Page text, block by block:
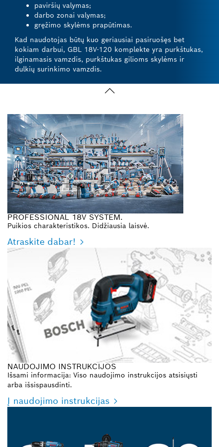
paviršių valymas;
darbo zonai valymas;
gręžimo skylėms prapūtimas.
Kad naudotojas būtų kuo geriausiai pasiruošęs bet
kokiam darbui, GBL 18V-120 komplekte yra purkštukas,
ilginamasis vamzdis, purkštukas gilioms skylėms ir
dulkių surinkimo vamzdis.
PROFESSIONAL 18V SYSTEM.
Puikios charakteristikos. Didžiausia laisvė.
Atraskite dabar!
NAUDOJIMO INSTRUKCIJOS
Išsami informacija: Viso naudojimo instrukcijos atsisiųsti
arba išsispausdinti.
Į naudojimo instrukcijas